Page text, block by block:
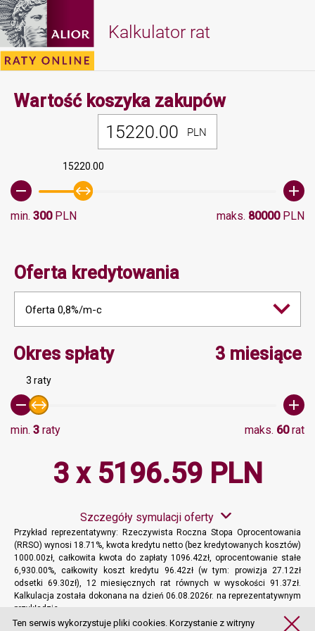
Kalkulator rat
Wartość koszyka zakupówMinimalna
PLN
15220.00
min. 300PLN maks. 80000PLN
Oferta kredytowania
Oferta 0,8%/m-c
Okres spłatyMinimalna wartość 3,
3 miesiące
3 raty
min. 3 raty maks. 60rat
3 x 5196.59 PLN
Szczegóły symulacji oferty
Przykład reprezentatywny: Rzeczywista Roczna Stopa Oprocentowania
(RRSO) wynosi 18.71%, kwota kredytu netto (bez kredytowanych kosztów)
1000.00zł, całkowita kwota do zapłaty 1096.42zł, oprocentowanie stałe
6,930.00%, całkowity koszt kredytu 96.42zł (w tym: prowizja 27.12zł
odsetki 69.30zł), 12 miesięcznych rat równych w wysokości 91.37zł.
Kalkulacja została dokonana na dzień 06.08.2026r. na reprezentatywnym
przykładzie.
Więcej informacji
Ten serwis wykorzystuje pliki cookies. Korzystanie z witryny